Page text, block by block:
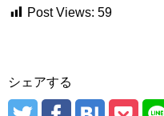
Post Views: 59
シェアする